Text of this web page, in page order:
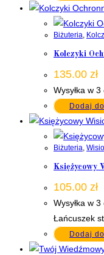
Biżuteria,
Kolczyki
135.00 zł
Wysyłka w
Dodaj
Biżuteria,
Księżycowy
105.00 zł
Wysyłka w
Łańcuszek
Dodaj